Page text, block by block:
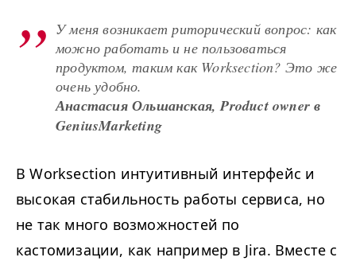
У меня возникает риторический вопрос: как
можно работать и не пользоваться
продуктом, таким как Worksection? Это же
очень удобно.
Анастасия Ольшанская, Product owner в
GeniusMarketing
В Worksection интуитивный интерфейс и
высокая стабильность работы сервиса, но
не так много возможностей по
кастомизации, как например в Jira. Вместе с